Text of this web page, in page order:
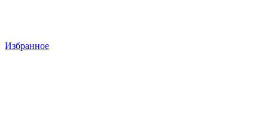
Избранное